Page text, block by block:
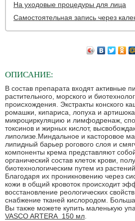
На уходовые процедуры для лица
Самостоятельная запись через
ОПИСАНИЕ:
В состав препарата входят активные
растительного, морского и
происхождения. Экстракты конского
ромашки, кипариса, лопуха и
микроциркуляцию и лимфодренаж,
токсинов и жирных кислот,
липолизе.Миндальное и касторовое
липидный барьер рогового слоя и
компоненты крема представляют
органический состав клеток крови,
биотехнологическим путем из
Благодаря их проникновению через
кожи в общий кровоток происходит
восстановление реологических
снабжение тканей кислородом.
Вы также можете купить маленькую
VASCO ARTERA 150 мл.